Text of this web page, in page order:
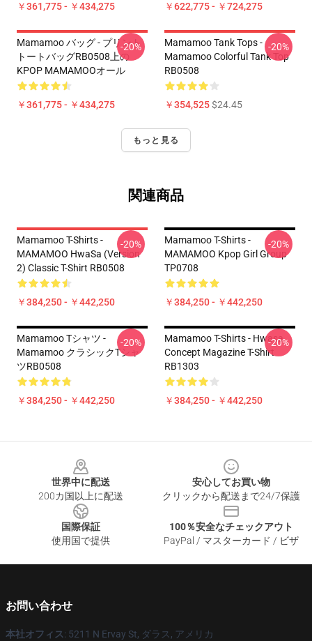
￥361,775 - ￥434,275 ￥622,775 - ￥724,275
Mamamoo バッグ - プリント
トートバッグRB0508上の
KPOP MAMAMOOオール
￥361,775 - ￥434,275
-20%
Mamamoo Tank Tops -
Mamamoo Colorful Tank Top
RB0508
￥354,525$24.45
-20%
もっと見る
関連商品
Mamamoo T-Shirts -
MAMAMOO HwaSa (Version
2) Classic T-Shirt RB0508
￥384,250 - ￥442,250
-20%
Mamamoo T-Shirts -
MAMAMOO Kpop Girl Group
TP0708
￥384,250 - ￥442,250
-20%
Mamamoo Tシャツ -
Mamamoo クラシックTシャ
ツRB0508
￥384,250 - ￥442,250
-20%
Mamamoo T-Shirts - Hwasa
Concept Magazine T-Shirt
RB1303
￥384,250 - ￥442,250
-20%
世界中に配送
200カ国以上に配送
安心してお買い物
クリックから配送まで24/7保護
国際保証
使用国で提供
100％安全なチェックアウト
PayPal / マスターカード / ビザ
お問い合わせ
本社オフィス: 5211 N Ervay St, ダラス, アメリカ